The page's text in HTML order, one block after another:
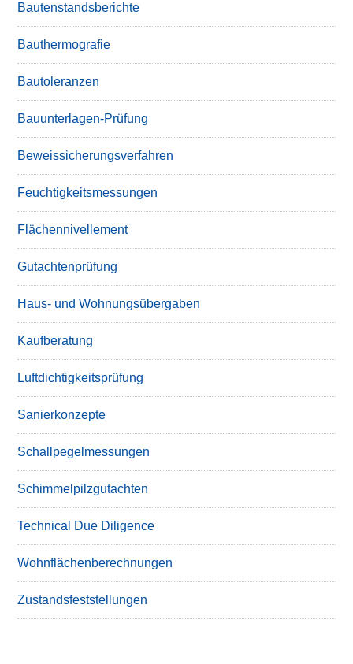
Bautenstandsberichte
Bauthermografie
Bautoleranzen
Bauunterlagen-Prüfung
Beweissicherungsverfahren
Feuchtigkeitsmessungen
Flächennivellement
Gutachtenprüfung
Haus- und Wohnungsübergaben
Kaufberatung
Luftdichtigkeitsprüfung
Sanierkonzepte
Schallpegelmessungen
Schimmelpilzgutachten
Technical Due Diligence
Wohnflächenberechnungen
Zustandsfeststellungen